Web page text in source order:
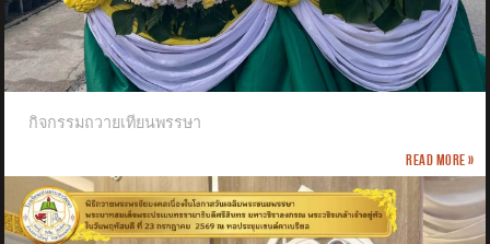
กิจกรรมถวายเทียนพรรษา
Read more »